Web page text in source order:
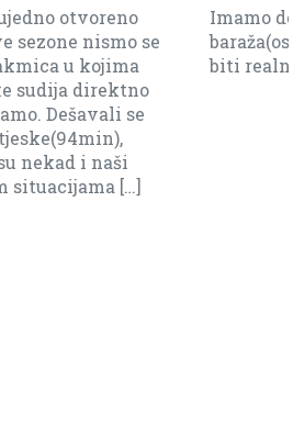
finala do kraja da dodjemo do
bez baraza je moguć ali
da je sad daleko).